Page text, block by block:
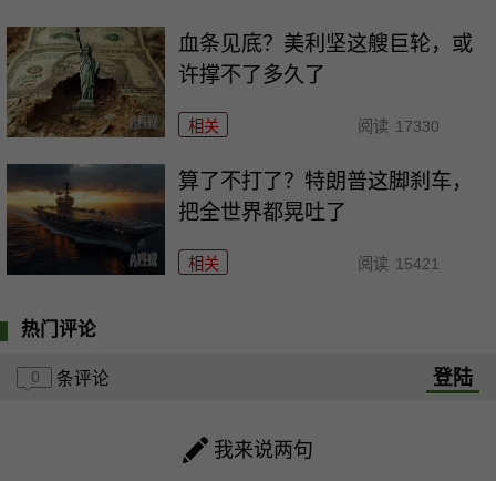
血条见底？美利坚这艘巨轮，或
许撑不了多久了
相关 阅读 17330
算了不打了？特朗普这脚刹车，
把全世界都晃吐了
相关 阅读 15421
热门评论
0 条评论 登陆
我来说两句